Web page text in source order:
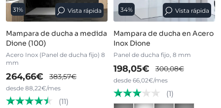
31% Vista rápida
Mampara de ducha a medida
Dione (100)
Acero Inox (Panel de ducha fijo) 8
mm
264,66€ 383,57€
desde 88,22€/mes
(11)
34% Vista rápida
Mampara de ducha en Acero
Inox Dione
Panel de ducha fijo, 8 mm
198,05€ 300,08€
desde 66,02€/mes
(1)